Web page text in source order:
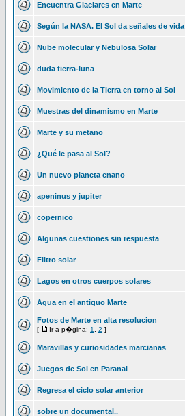
Encuentra Glaciares en Marte
Según la NASA. El Sol da señales de vida
Nube molecular y Nebulosa Solar
duda tierra-luna
Movimiento de la Tierra en torno al Sol
Muestras del dinamismo en Marte
Marte y su metano
¿Qué le pasa al Sol?
Un nuevo planeta enano
apeninus y jupiter
copernico
Algunas cuestiones sin respuesta
Filtro solar
Lagos en otros cuerpos solares
Agua en el antiguo Marte
Fotos de Marte en alta resolucion
[ Ir a p�gina: 1 2 ]
Maravillas y curiosidades marcianas
Juegos de Sol en Paranal
Regresa el ciclo solar anterior
sobre un documental..